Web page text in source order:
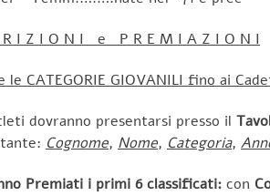
R I Z I O N I e P R E M I A Z I O N I
le CATEGORIE GIOVANILI fino ai
dovranno presentarsi presso il
Cognome, Nome, Categoria,
Premiati i primi 6 classificati: con